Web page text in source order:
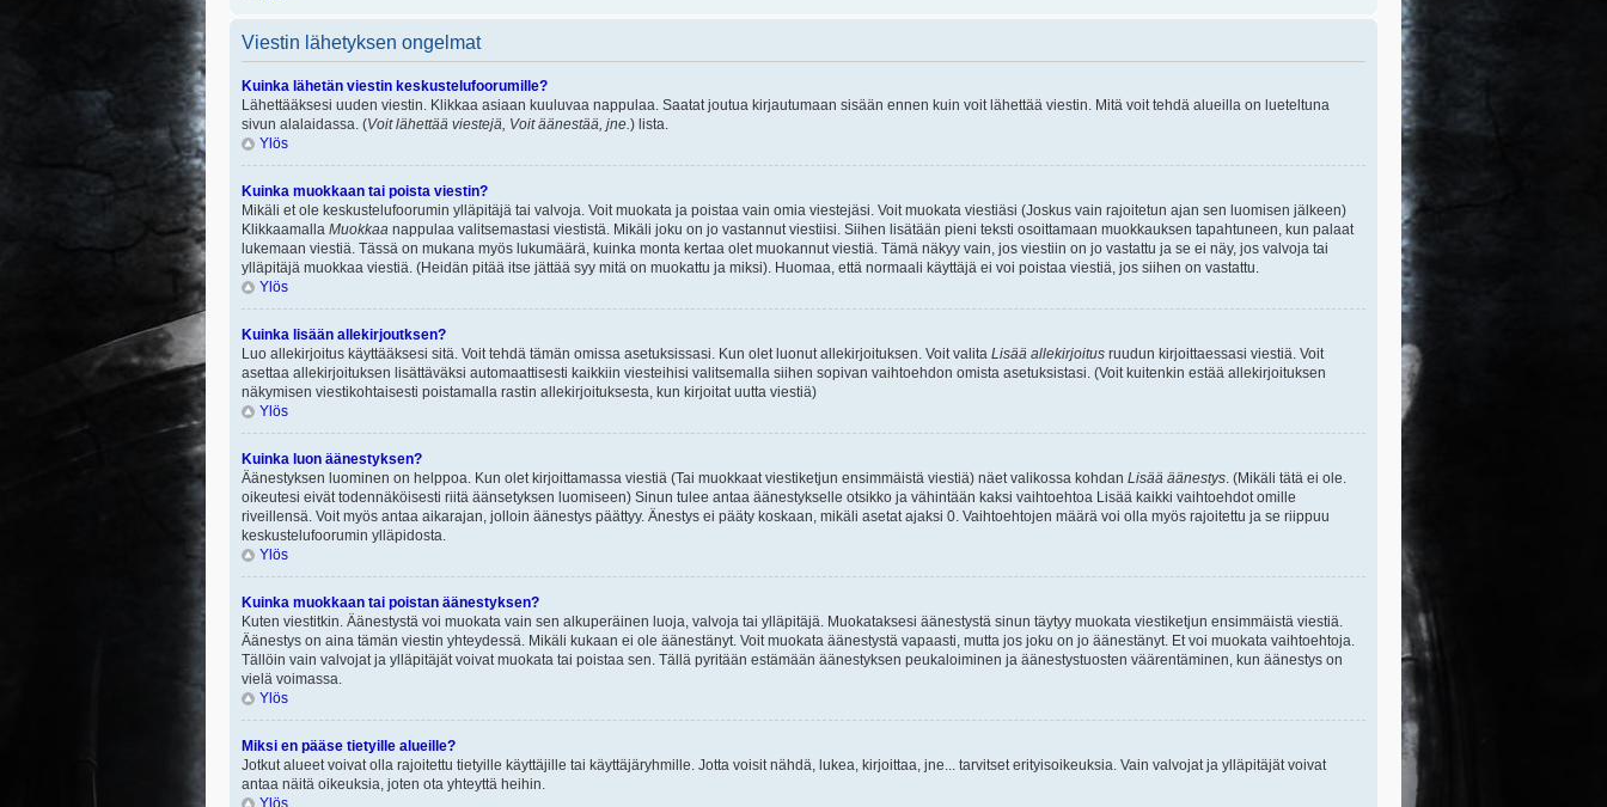
Viestin lähetyksen ongelmat
Kuinka lähetän viestin keskustelufoorumille?
Lähettääksesi uuden viestin. Klikkaa asiaan kuuluvaa nappulaa. Saatat joutua kirjautumaan sisään ennen kuin voit lähettää viestin. Mitä voit tehdä alueilla on lueteltuna
sivun alalaidassa. (Voit lähettää viestejä, Voit äänestää, jne.) lista.
Ylös
Kuinka muokkaan tai poista viestin?
Mikäli et ole keskustelufoorumin ylläpitäjä tai valvoja. Voit muokata ja poistaa vain omia viestejäsi. Voit muokata viestiäsi (Joskus vain rajoitetun ajan sen luomisen jälkeen)
Klikkaamalla Muokkaa nappulaa valitsemastasi viestistä. Mikäli joku on jo vastannut viestiisi. Siihen lisätään pieni teksti osoittamaan muokkauksen tapahtuneen, kun palaat
lukemaan viestiä. Tässä on mukana myös lukumäärä, kuinka monta kertaa olet muokannut viestiä. Tämä näkyy vain, jos viestiin on jo vastattu ja se ei näy, jos valvoja tai
ylläpitäjä muokkaa viestiä. (Heidän pitää itse jättää syy mitä on muokattu ja miksi). Huomaa, että normaali käyttäjä ei voi poistaa viestiä, jos siihen on vastattu.
Ylös
Kuinka lisään allekirjoutksen?
Luo allekirjoitus käyttääksesi sitä. Voit tehdä tämän omissa asetuksissasi. Kun olet luonut allekirjoituksen. Voit valita Lisää allekirjoitus ruudun kirjoittaessasi viestiä. Voit
asettaa allekirjoituksen lisättäväksi automaattisesti kaikkiin viesteihisi valitsemalla siihen sopivan vaihtoehdon omista asetuksistasi. (Voit kuitenkin estää allekirjoituksen
näkymisen viestikohtaisesti poistamalla rastin allekirjoituksesta, kun kirjoitat uutta viestiä)
Ylös
Kuinka luon äänestyksen?
Äänestyksen luominen on helppoa. Kun olet kirjoittamassa viestiä (Tai muokkaat viestiketjun ensimmäistä viestiä) näet valikossa kohdan Lisää äänestys. (Mikäli tätä ei ole.
oikeutesi eivät todennäköisesti riitä äänsetyksen luomiseen) Sinun tulee antaa äänestykselle otsikko ja vähintään kaksi vaihtoehtoa Lisää kaikki vaihtoehdot omille
riveillensä. Voit myös antaa aikarajan, jolloin äänestys päättyy. Änestys ei pääty koskaan, mikäli asetat ajaksi 0. Vaihtoehtojen määrä voi olla myös rajoitettu ja se riippuu
keskustelufoorumin ylläpidosta.
Ylös
Kuinka muokkaan tai poistan äänestyksen?
Kuten viestitkin. Äänestystä voi muokata vain sen alkuperäinen luoja, valvoja tai ylläpitäjä. Muokataksesi äänestystä sinun täytyy muokata viestiketjun ensimmäistä viestiä.
Äänestys on aina tämän viestin yhteydessä. Mikäli kukaan ei ole äänestänyt. Voit muokata äänestystä vapaasti, mutta jos joku on jo äänestänyt. Et voi muokata vaihtoehtoja.
Tällöin vain valvojat ja ylläpitäjät voivat muokata tai poistaa sen. Tällä pyritään estämään äänestyksen peukaloiminen ja äänestystuosten väärentäminen, kun äänestys on
vielä voimassa.
Ylös
Miksi en pääse tietyille alueille?
Jotkut alueet voivat olla rajoitettu tietyille käyttäjille tai käyttäjäryhmille. Jotta voisit nähdä, lukea, kirjoittaa, jne... tarvitset erityisoikeuksia. Vain valvojat ja ylläpitäjät voivat
antaa näitä oikeuksia, joten ota yhteyttä heihin.
Ylös